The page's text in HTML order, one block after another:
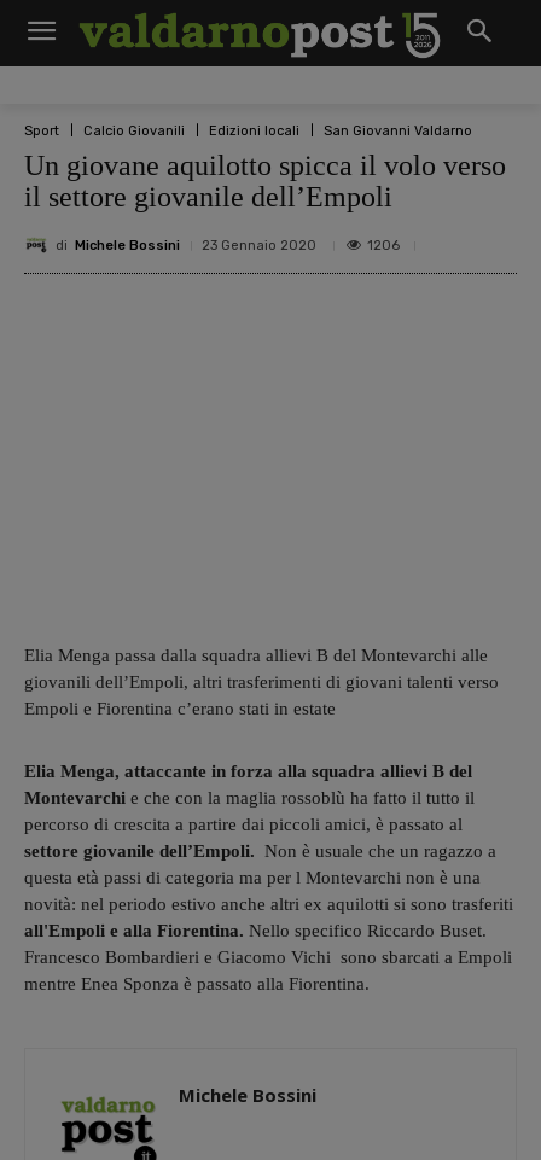
Sport Calcio Giovanili Edizioni locali San Giovanni Valdarno
Un giovane aquilotto spicca il volo verso
il settore giovanile dell’Empoli
di Michele Bossini 23 Gennaio 2020 1206
Elia Menga passa dalla squadra allievi B del Montevarchi alle
giovanili dell’Empoli, altri trasferimenti di giovani talenti verso
Empoli e Fiorentina c’erano stati in estate
Elia Menga, attaccante in forza alla squadra allievi B del
Montevarchi e che con la maglia rossoblù ha fatto il tutto il
percorso di crescita a partire dai piccoli amici, è passato al
settore giovanile dell’Empoli. Non è usuale che un ragazzo a
questa età passi di categoria ma per l Montevarchi non è una
novità: nel periodo estivo anche altri ex aquilotti si sono trasferiti
all'Empoli e alla Fiorentina. Nello specifico Riccardo Buset.
Francesco Bombardieri e Giacomo Vichi sono sbarcati a Empoli
mentre Enea Sponza è passato alla Fiorentina.
Michele Bossini